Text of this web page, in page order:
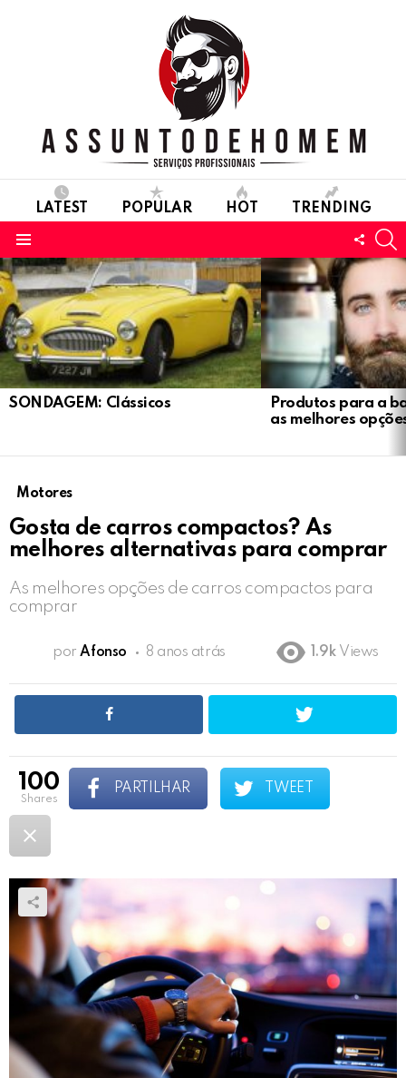
LATEST POPULAR HOT TRENDING
LATEST
STORIES
SONDAGEM: Clássicos
Produtos para a
as melhores
Motores
Gosta de carros compactos? As
melhores alternativas para comprar
As melhores opções de carros compactos para
comprar
por Afonso 8 anos atrás 1.9k Views
100
shares
PARTILHAR TWEET